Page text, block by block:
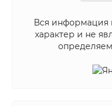
Вся информация
характер и не